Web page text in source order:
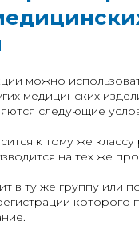
можно
медицинских
следующие
к тому же классу
на тех же
в ту же группу или
которого